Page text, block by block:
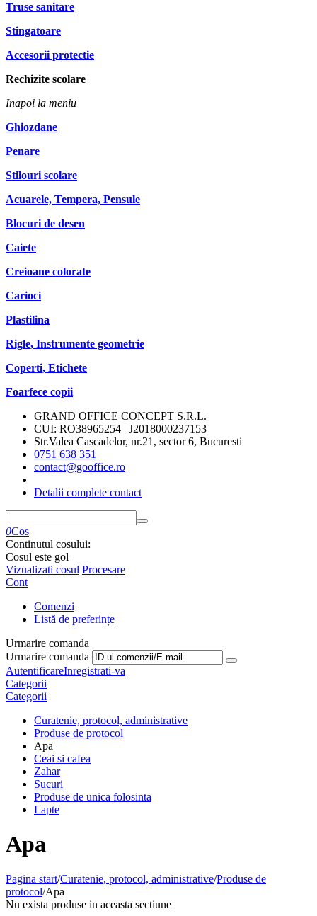
Truse sanitare
Stingatoare
Accesorii protectie
Rechizite scolare
Inapoi la meniu
Ghiozdane
Penare
Stilouri scolare
Acuarele, Tempera, Pensule
Blocuri de desen
Caiete
Creioane colorate
Carioci
Plastilina
Rigle, Instrumente geometrie
Coperti, Etichete
Foarfece copii
GRAND OFFICE CONCEPT S.R.L.
CUI: RO38965254 | J2018000237153
Str.Valea Cascadelor, nr.21, sector 6, Bucuresti
0751 638 351
contact@gooffice.ro
Detalii complete contact
0Cos
Continutul cosului:
Cosul este gol
Vizualizati cosul Procesare
Cont
Comenzi
Listă de preferințe
Urmarire comanda
Urmarire comanda
AutentificareInregistrati-va
Categorii
Categorii
Curatenie, protocol, administrative
Produse de protocol
Apa
Ceai si cafea
Zahar
Sucuri
Produse de unica folosinta
Lapte
Apa
Pagina start/Curatenie, protocol, administrative/Produse de
protocol/Apa
Nu exista produse in aceasta sectiune